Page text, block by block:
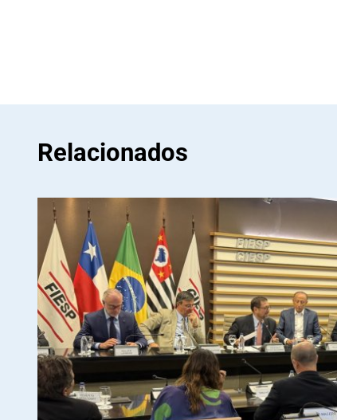
Relacionados